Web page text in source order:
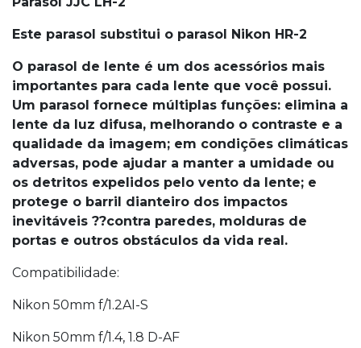
Este parasol substitui o parasol Nikon HR-2
O parasol de lente é um dos acessórios mais
importantes para cada lente que você possui.
Um parasol fornece múltiplas funções: elimina a
lente da luz difusa, melhorando o contraste e a
qualidade da imagem; em condições climáticas
adversas, pode ajudar a manter a umidade ou
os detritos expelidos pelo vento da lente; e
protege o barril dianteiro dos impactos
inevitáveis ??contra paredes, molduras de
portas e outros obstáculos da vida real.
Compatibilidade:
Nikon 50mm f/1.2AI-S
Nikon 50mm f/1.4, 1.8 D-AF